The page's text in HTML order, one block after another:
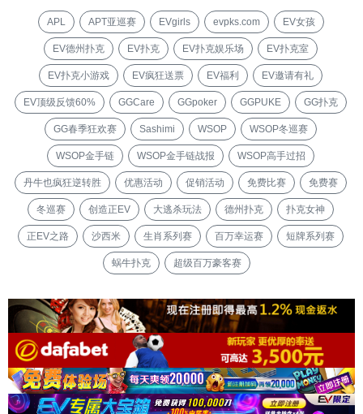
APL APT亚巡赛 EVgirls evpks.com EV女孩
EV德州扑克 EV扑克 EV扑克娱乐场 EV扑克室
EV扑克小游戏 EV疯狂送票 EV福利 EV邀请有礼
EV顶级反馈60% GGCare GGpoker GGPUKE GG扑克
GG春季狂欢赛 Sashimi WSOP WSOP冬巡赛
WSOP金手链 WSOP金手链战报 WSOP高手过招
丹牛也疯狂逆转胜 优惠活动 促销活动 免费比赛 免费赛
冬巡赛 创造正EV 大逃杀玩法 德州扑克 扑克女神
正EV之路 沙西米 生肖系列赛 百万幸运赛 短牌系列赛
蜗牛扑克 超级百万豪客赛